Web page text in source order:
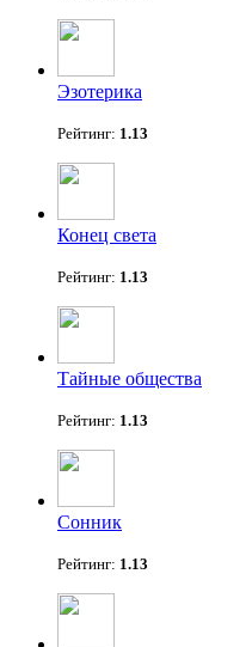
Эзотерика
Рейтинг: 1.13
Конец света
Рейтинг: 1.13
Тайные общества
Рейтинг: 1.13
Сонник
Рейтинг: 1.13